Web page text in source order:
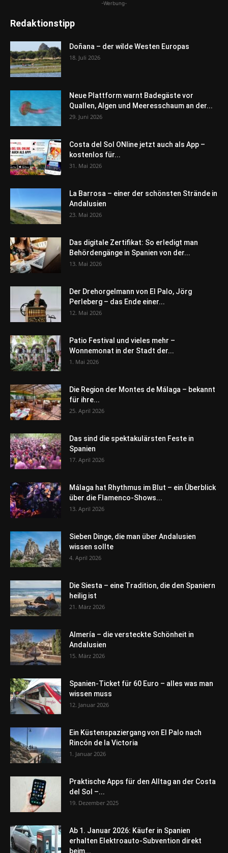
-Werbung-
Redaktionstipp
Doñana – der wilde Westen Europas
18. Juli 2026
Neue Plattform warnt Badegäste vor
Quallen, Algen und Meeresschaum an der...
29. Juni 2026
Costa del Sol ONline jetzt auch als App –
kostenlos für...
31. Mai 2026
La Barrosa – einer der schönsten Strände in
Andalusien
23. Mai 2026
Das digitale Zertifikat: So erledigt man
Behördengänge in Spanien von der...
13. Mai 2026
Der Drehorgelmann von El Palo, Jörg
Perleberg – das Ende einer...
12. Mai 2026
Patio Festival und vieles mehr –
Wonnemonat in der Stadt der...
1. Mai 2026
Die Region der Montes de Málaga – bekannt
für ihre...
25. April 2026
Das sind die spektakulärsten Feste in
Spanien
17. April 2026
Málaga hat Rhythmus im Blut – ein Überblick
über die Flamenco-Shows...
13. April 2026
Sieben Dinge, die man über Andalusien
wissen sollte
4. April 2026
Die Siesta – eine Tradition, die den Spaniern
heilig ist
21. März 2026
Almería – die versteckte Schönheit in
Andalusien
15. März 2026
Spanien-Ticket für 60 Euro – alles was man
wissen muss
12. Januar 2026
Ein Küstenspaziergang von El Palo nach
Rincón de la Victoria
1. Januar 2026
Praktische Apps für den Alltag an der Costa
del Sol –...
19. Dezember 2025
Ab 1. Januar 2026: Käufer in Spanien
erhalten Elektroauto-Subvention direkt
beim...